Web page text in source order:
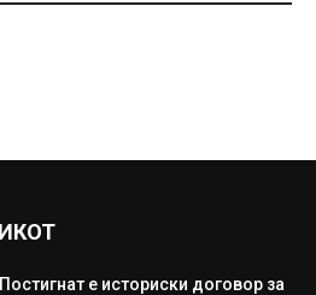
е историски договор за